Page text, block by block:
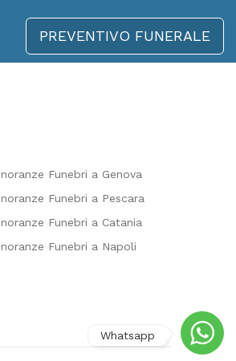
PREVENTIVO FUNERALE
Funebri a Genova
Funebri a Pescara
Funebri a Catania
Funebri a Napoli